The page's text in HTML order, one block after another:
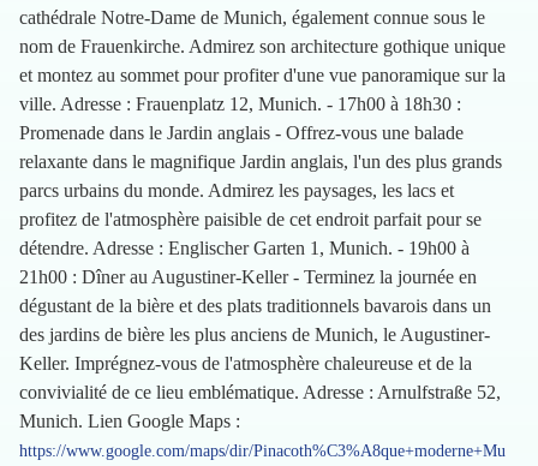
cathédrale Notre-Dame de Munich, également connue sous le
nom de Frauenkirche. Admirez son architecture gothique unique
et montez au sommet pour profiter d'une vue panoramique sur la
ville. Adresse : Frauenplatz 12, Munich. - 17h00 à 18h30 :
Promenade dans le Jardin anglais - Offrez-vous une balade
relaxante dans le magnifique Jardin anglais, l'un des plus grands
parcs urbains du monde. Admirez les paysages, les lacs et
profitez de l'atmosphère paisible de cet endroit parfait pour se
détendre. Adresse : Englischer Garten 1, Munich. - 19h00 à
21h00 : Dîner au Augustiner-Keller - Terminez la journée en
dégustant de la bière et des plats traditionnels bavarois dans un
des jardins de bière les plus anciens de Munich, le Augustiner-
Keller. Imprégnez-vous de l'atmosphère chaleureuse et de la
convivialité de ce lieu emblématique. Adresse : Arnulfstraße 52,
Munich. Lien Google Maps :
https://www.google.com/maps/dir/Pinacoth%C3%A8que+moderne+Mu